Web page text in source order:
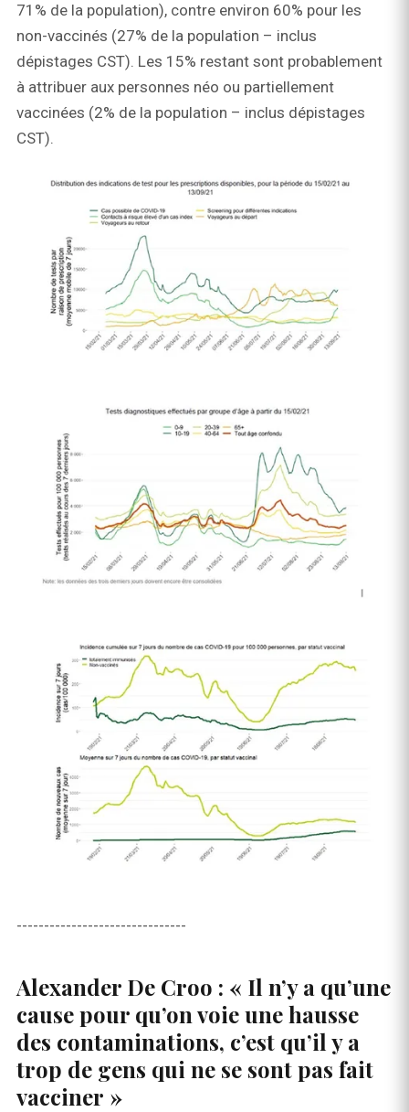
71% de la population), contre environ 60% pour les
non-vaccinés (27% de la population – inclus
dépistages CST). Les 15% restant sont probablement
à attribuer aux personnes néo ou partiellement
vaccinées (2% de la population – inclus dépistages
CST).
-------------------------------
Alexander De Croo : « Il n’y a qu’une
cause pour qu’on voie une hausse
des contaminations, c’est qu’il y a
trop de gens qui ne se sont pas fait
vacciner »